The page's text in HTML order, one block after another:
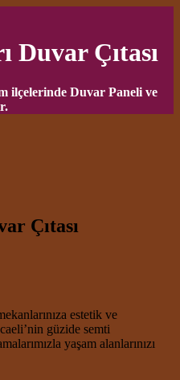
Duvar Çıtası
ilçelerinde Duvar Paneli ve
Çıtası
estetik ve
güzide semti
yaşam alanlarınızı